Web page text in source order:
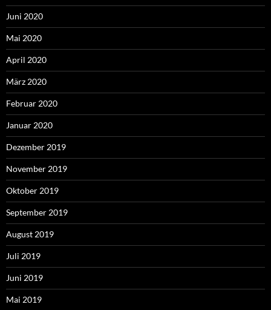
Juni 2020
Mai 2020
April 2020
März 2020
Februar 2020
Januar 2020
Dezember 2019
November 2019
Oktober 2019
September 2019
August 2019
Juli 2019
Juni 2019
Mai 2019